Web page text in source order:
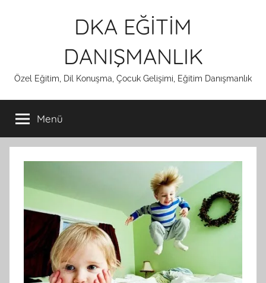
DKA EĞİTİM
DANIŞMANLIK
Özel Eğitim, Dil Konuşma, Çocuk Gelişimi, Eğitim Danışmanlık
Menü